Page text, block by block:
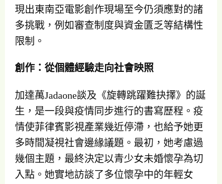
現出東南亞電影創作現場至今仍須應對的諸
多挑戰，例如審查制度與資金匱乏等結構性
限制。
創作：從個體經驗走向社會映照
加達萬Jadaone談及《旋轉跳躍難抉擇》的誕
生，是一段與疫情同步進行的書寫歷程。疫
情使菲律賓影視產業幾近停滯，也給予她更
多時間凝視社會邊緣議題。最初，她考慮過
幾個主題，最終決定以青少女未婚懷孕為切
入點。她實地訪談了多位懷孕中的年輕女